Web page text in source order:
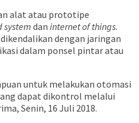
alat atau prototipe
system dan internetof things.
dengan jaringan
dalam ponsel pintar atau
untuk melakukan otomasi
dapat dikontrol melalui
Senin, 16 Juli 2018.